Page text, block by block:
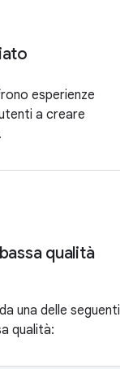
esperienze
a creare
qualità
una delle seguenti
qualità: